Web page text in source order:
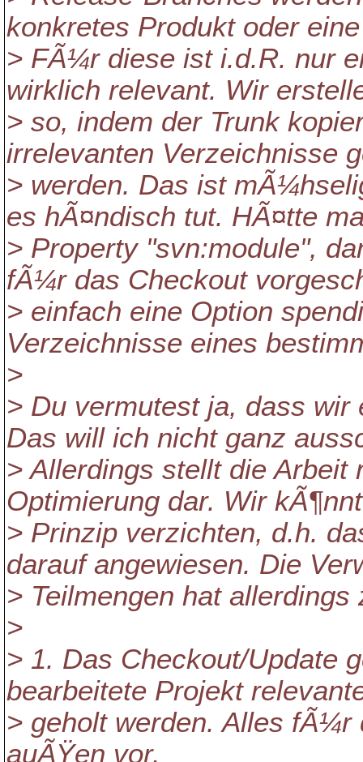
konkretes Produkt oder
> FÃ¼r diese ist i.d.R. nur
wirklich relevant. Wir
> so, indem der Trunk
irrelevanten Verzeichnisse
> werden. Das ist
es hÃ¤ndisch tut. HÃ¤tte
> Property "svn:module",
fÃ¼r das Checkout
> einfach eine Option
Verzeichnisse eines
>
> Du vermutest ja, dass
Das will ich nicht ganz
> Allerdings stellt die
Optimierung dar. Wir
> Prinzip verzichten, d.h.
darauf angewiesen. Die
> Teilmengen hat allerdings
>
> 1. Das Checkout/Update
bearbeitete Projekt
> geholt werden. Alles
auÃŸen vor.